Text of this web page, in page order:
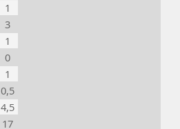
1
3
1
0
1
0,5
4,5
17